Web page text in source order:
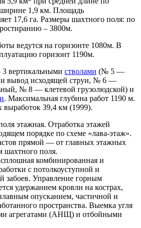
1,9 км. Площадь
17,6 га. Размеры шахтного поля: по
– 3800м.
ведутся на горизонте 1080м. В
горизонт 1190м.
3 вертикальными стволами (№ 5 —
и вывод исходящей струи, № 6 —
№ 8 — клетевой грузолюдской) и
. Максимальная глубина работ 1190 м.
39,4 км (1999).
этажная. Отработка этажей
порядке по схеме «лава-этаж».
прямой — от главных этажных
шахтного поля.
комбинированная и
с потолкоуступной и
забоев. Управление горным
удержанием кровли на кострах,
опусканием, частичной и
пространства. Выемка угля
агрегатами (АНЩ) и отбойными